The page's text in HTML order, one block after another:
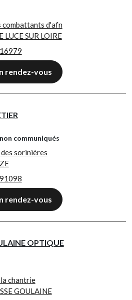
combattants d'afn
LUCE SUR LOIRE
rendez-vous
communiqués
sorinières
rendez-vous
OPTIQUE
chantrie
GOULAINE